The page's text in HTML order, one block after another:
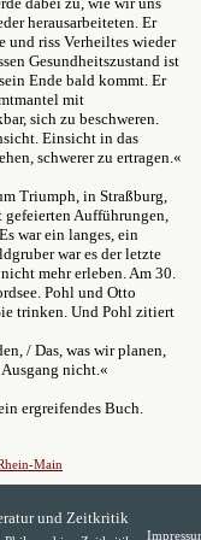
herausarbeiteten. Er
und riss Verheiltes wieder
Gesundheitszustand ist
Ende bald kommt. Er
mit
sich zu beschweren.
Einsicht in das
schwerer zu ertragen.«
Triumph, in Straßburg,
gefeierten Aufführungen,
war ein langes, ein
war es der letzte
mehr erleben. Am 30.
Pohl und Otto
trinken. Und Pohl zitiert
/ Das, was wir planen,
nicht.«
ergreifendes Buch.
Main
und Zeitkritik